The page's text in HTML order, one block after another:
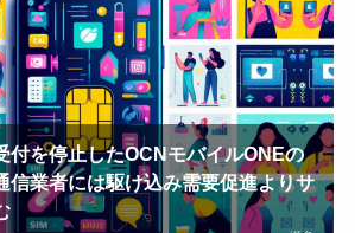
付を停止したOCNモバイルONEの
信業者には駆け込み需要促進よりサ